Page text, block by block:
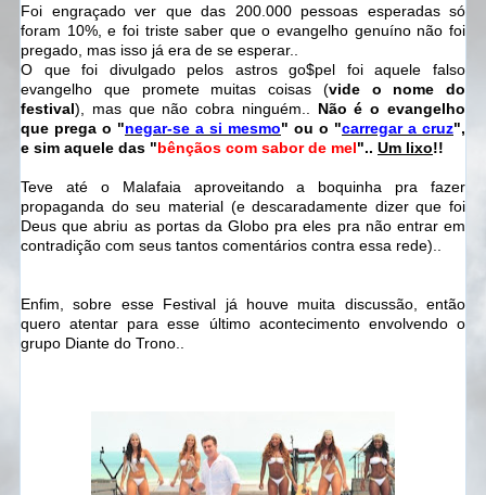
Foi engraçado ver que das 200.000 pessoas esperadas só
foram 10%, e foi triste saber que o evangelho genuíno não foi
pregado, mas isso já era de se esperar..
O que foi divulgado pelos astros go$pel foi aquele falso
evangelho que promete muitas coisas (vide o nome do
festival), mas que não cobra ninguém..
Não é o evangelho
que prega o "negar-se a si mesmo" ou o "carregar a cruz",
e sim aquele das "bênçãos com sabor de mel".. Um lixo!!
Teve até o Malafaia aproveitando a boquinha pra fazer
propaganda do seu material (e descaradamente dizer que foi
Deus que abriu as portas da Globo pra eles pra não entrar em
contradição com seus tantos comentários contra essa rede)..
Enfim, sobre esse Festival já houve muita discussão, então
quero atentar para esse último acontecimento envolvendo o
grupo Diante do Trono..